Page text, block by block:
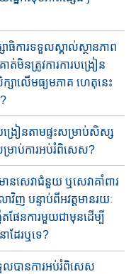
ធិការ​ទទួលស្គាល់​ស្ថានភាព​
ត់​មិនត្រូវការ​ការ​បង្រៀន​
ា​លើ​មធ្យមភាគ​ ហេតុនេះ​​
ង្រៀនតាមផ្ទះ​​សម្រាប់​សិស្ស​
រាប់ការអប់រំពិសេស?
ន​សេវាជំនួយ​ ឬ​សេវាគាំពារ​​
ញ​ បន្ទាប់​ពី​អវត្តមាន​រយៈ
ផែនការ​មួយ​ជាមុន​ដើម្បី​
ាដែរឬទេ​?
លបាន​ការអប់រំពិសេស​